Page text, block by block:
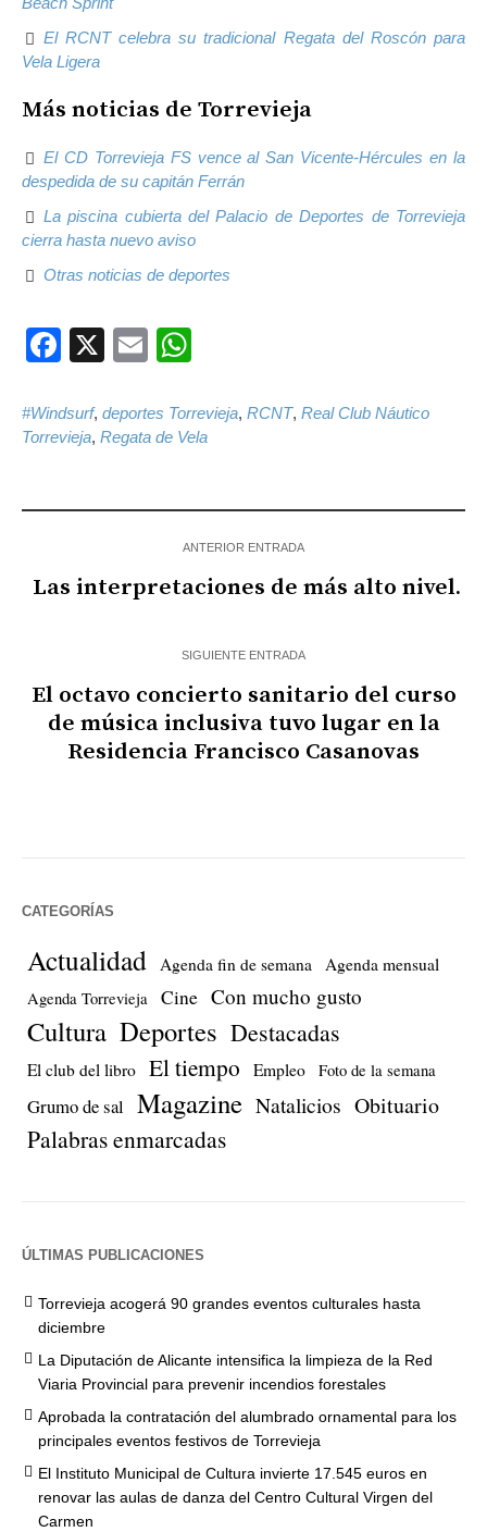
El RCNT celebra su tradicional Regata del Roscón para
Vela Ligera
Más noticias de Torrevieja
El CD Torrevieja FS vence al San Vicente-Hércules en la
despedida de su capitán Ferrán
La piscina cubierta del Palacio de Deportes de Torrevieja
cierra hasta nuevo aviso
Otras noticias de deportes
Facebook
X Email
#Windsurf, deportes Torrevieja, RCNT, Real Club Náutico
Torrevieja, Regata de Vela
ANTERIOR ENTRADA
Las interpretaciones de más alto nivel.
SIGUIENTE ENTRADA
El octavo concierto sanitario del curso
de música inclusiva tuvo lugar en la
Residencia Francisco Casanovas
CATEGORÍAS
Actualidad Agenda fin de semana Agenda mensual
Agenda Torrevieja Cine Con mucho gusto
Cultura Deportes Destacadas
El club del libro El tiempo Empleo Foto de la semana
Grumo de sal Magazine Natalicios Obituario
Palabras enmarcadas
ÚLTIMAS PUBLICACIONES
Torrevieja acogerá 90 grandes eventos culturales hasta
diciembre
La Diputación de Alicante intensifica la limpieza de la Red
Viaria Provincial para prevenir incendios forestales
Aprobada la contratación del alumbrado ornamental para los
principales eventos festivos de Torrevieja
El Instituto Municipal de Cultura invierte 17.545 euros en
renovar las aulas de danza del Centro Cultural Virgen del
Carmen